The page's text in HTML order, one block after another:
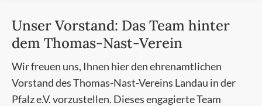
Unser Vorstand: Das Team hinter
dem Thomas-Nast-Verein
Wir freuen uns, Ihnen hier den ehrenamtlichen
Vorstand des Thomas-Nast-Vereins Landau in der
Pfalz e.V. vorzustellen. Dieses engagierte Team